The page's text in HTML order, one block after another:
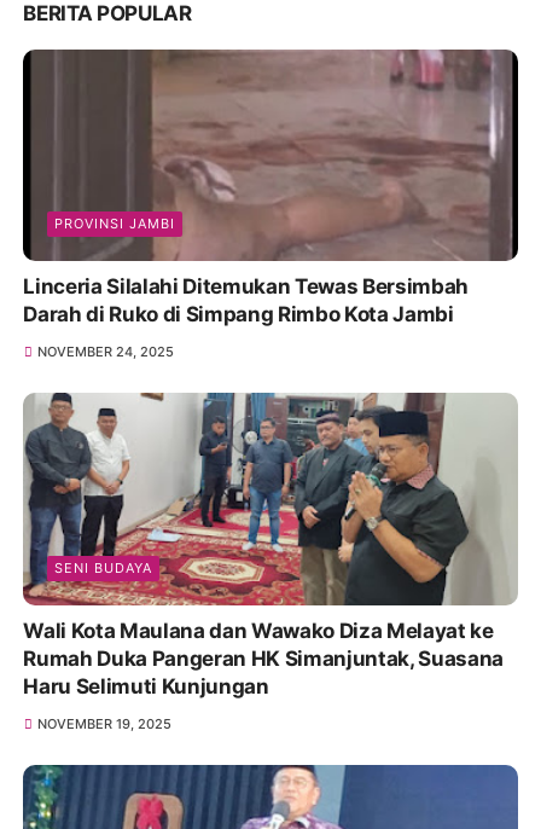
BERITA POPULAR
PROVINSI JAMBI
Linceria Silalahi Ditemukan Tewas Bersimbah
Darah di Ruko di Simpang Rimbo Kota Jambi
NOVEMBER 24, 2025
SENI BUDAYA
Wali Kota Maulana dan Wawako Diza Melayat ke
Rumah Duka Pangeran HK Simanjuntak, Suasana
Haru Selimuti Kunjungan
NOVEMBER 19, 2025